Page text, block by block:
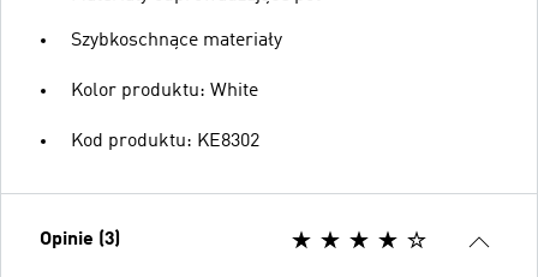
Szybkoschnące materiały
Kolor produktu: White
Kod produktu: KE8302
Opinie (3)